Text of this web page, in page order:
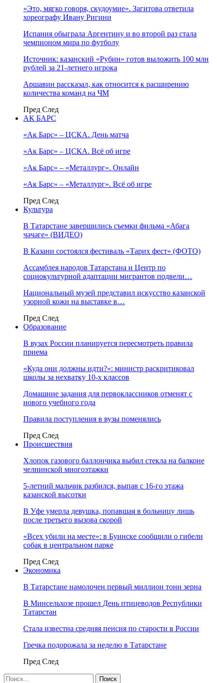
«Это, мягко говоря, скудоумие». Загитова ответила
хореографу Ивану Ригини
Испания обыграла Аргентину и во второй раз стала
чемпионом мира по футболу
Источник: казанский «Рубин» готов выложить 100 млн
рублей за 21-летнего игрока
Аршавин рассказал, как относится к расширению
количества команд на ЧМ
Пред След
АК БАРС
«Ак Барс» – ЦСКА. День матча
«Ак Барс» – ЦСКА. Всё об игре
«Ак Барс» – «Металлург». Онлайн
«Ак Барс» – «Металлург». Всё об игре
Пред След
Культура
В Татарстане завершились съемки фильма «Абага
чәчәге» (ВИДЕО)
В Казани состоялся фестиваль «Тарих фест» (ФОТО)
Ассамблея народов Татарстана и Центр по
социокультурной адаптации мигрантов подвели…
Национальный музей представил искусство казанской
узорной кожи на выставке в…
Пред След
Образование
В вузах России планируется пересмотреть правила
приема
«Куда они должны идти?»: министр раскритиковал
школы за нехватку 10-х классов
Домашние задания для первоклассников отменят с
нового учебного года
Правила поступления в вузы поменялись
Пред След
Происшествия
Хлопок газового баллончика выбил стекла на балконе
челнинской многоэтажки
5-летний мальчик разбился, выпав с 16-го этажа
казанской высотки
В Уфе умерла девушка, попавшая в больницу лишь
после третьего вызова скорой
«Всех убили на месте»: в Буинске сообщили о гибели
собак в центральном парке
Пред След
Экономика
В Татарстане намолочен первый миллион тонн зерна
В Минсельхозе прошел День птицеводов Республики
Татарстан
Стала известна средняя пенсия по старости в России
Гречка подорожала за неделю в Татарстане
Пред След